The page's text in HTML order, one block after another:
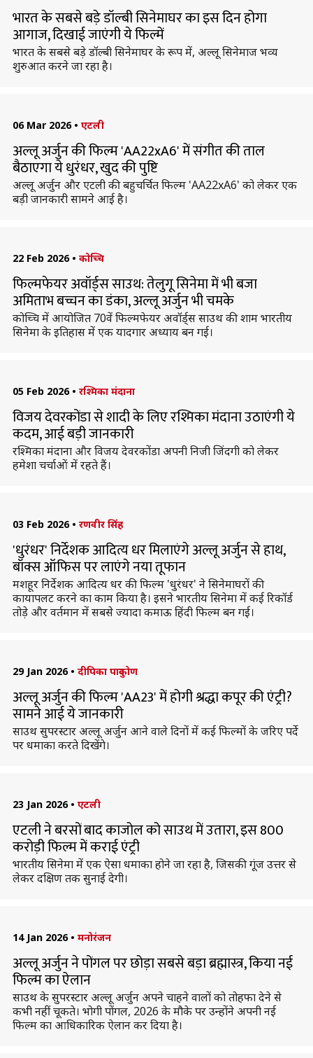
भारत के सबसे बड़े डॉल्बी सिनेमाघर का इस दिन होगा
आगाज, दिखाई जाएंगी ये फिल्में
भारत के सबसे बड़े डॉल्बी सिनेमाघर के रूप में, अल्लू सिनेमाज भव्य
शुरुआत करने जा रहा है।
06 Mar 2026 • एटली
अल्लू अर्जुन की फिल्म 'AA22xA6' में संगीत की ताल
बैठाएगा ये धुरंधर, खुद की पुष्टि
अल्लू अर्जुन और एटली की बहुचर्चित फिल्म 'AA22xA6' को लेकर एक
बड़ी जानकारी सामने आई है।
22 Feb 2026 • कोच्चि
फिल्मफेयर अवॉर्ड्स साउथ: तेलुगू सिनेमा में भी बजा
अमिताभ बच्चन का डंका, अल्लू अर्जुन भी चमके
कोच्चि में आयोजित 70वें फिल्मफेयर अवॉर्ड्स साउथ की शाम भारतीय
सिनेमा के इतिहास में एक यादगार अध्याय बन गई।
05 Feb 2026 • रश्मिका मंदाना
विजय देवरकोंडा से शादी के लिए रश्मिका मंदाना उठाएंगी ये
कदम, आई बड़ी जानकारी
रश्मिका मंदाना और विजय देवरकोंडा अपनी निजी जिंदगी को लेकर
हमेशा चर्चाओं में रहते हैं।
03 Feb 2026 • रणवीर सिंह
'धुरंधर' निर्देशक आदित्य धर मिलाएंगे अल्लू अर्जुन से हाथ,
बॉक्स ऑफिस पर लाएंगे नया तूफान
मशहूर निर्देशक आदित्य धर की फिल्म 'धुरंधर' ने सिनेमाघरों की
कायापलट करने का काम किया है। इसने भारतीय सिनेमा में कई रिकॉर्ड
तोड़े और वर्तमान में सबसे ज्यादा कमाऊ हिंदी फिल्म बन गई।
29 Jan 2026 • दीपिका पादुकोण
अल्लू अर्जुन की फिल्म 'AA23' में होगी श्रद्धा कपूर की एंट्री?
सामने आई ये जानकारी
साउथ सुपरस्टार अल्लू अर्जुन आने वाले दिनों में कई फिल्मों के जरिए पर्दे
पर धमाका करते दिखेंगे।
23 Jan 2026 • एटली
एटली ने बरसों बाद काजोल को साउथ में उतारा, इस 800
करोड़ी फिल्म में कराई एंट्री
भारतीय सिनेमा में एक ऐसा धमाका होने जा रहा है, जिसकी गूंज उत्तर से
लेकर दक्षिण तक सुनाई देगी।
14 Jan 2026 • मनोरंजन
अल्लू अर्जुन ने पोंगल पर छोड़ा सबसे बड़ा ब्रह्मास्त्र, किया नई
फिल्म का ऐलान
साउथ के सुपरस्टार अल्लू अर्जुन अपने चाहने वालों को तोहफा देने से
कभी नहीं चूकते। भोगी पोंगल, 2026 के मौके पर उन्होंने अपनी नई
फिल्म का आधिकारिक ऐलान कर दिया है।